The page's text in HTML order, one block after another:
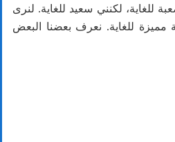
للغاية، لكنني سعيد للغاية. لنرى
للغاية. نعرف بعضنا البعض